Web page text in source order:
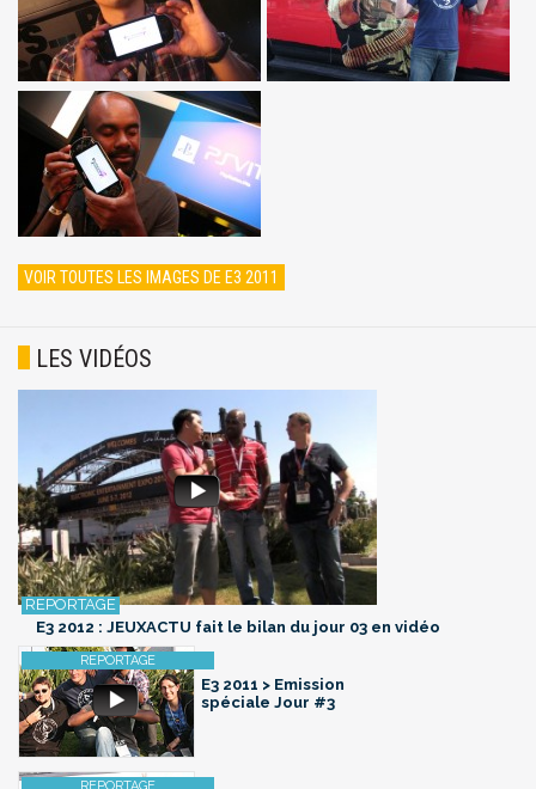
VOIR TOUTES LES IMAGES DE E3 2011
LES VIDÉOS
E3 2012 : JEUXACTU fait le bilan du jour 03 en vidéo
E3 2011 > Emission
spéciale Jour #3